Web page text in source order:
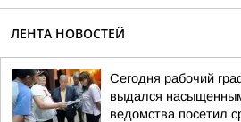
ЛЕНТА НОВОСТЕЙ
Сегодня рабочий
выдался
ведомства посетил